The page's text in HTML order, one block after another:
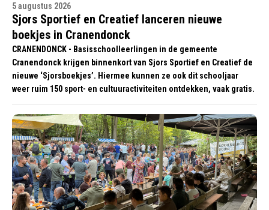
5 augustus 2026
Sjors Sportief en Creatief lanceren nieuwe
boekjes in Cranendonck
CRANENDONCK - Basisschoolleerlingen in de gemeente
Cranendonck krijgen binnenkort van Sjors Sportief en Creatief de
nieuwe ‘Sjorsboekjes’. Hiermee kunnen ze ook dit schooljaar
weer ruim 150 sport- en cultuuractiviteiten ontdekken, vaak gratis.